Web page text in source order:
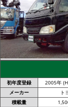
初年度登録 2005年
メーカー
ト
積載量